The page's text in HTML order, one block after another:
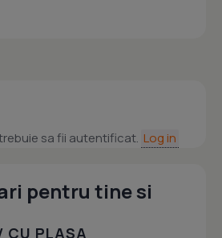
sa fii autentificat. Log in
pentru tine si
CU PLASA